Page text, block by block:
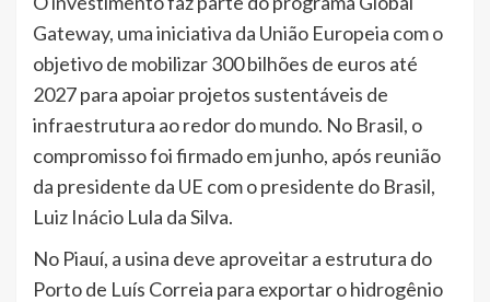
Gateway, uma iniciativa da União Europeia com o
objetivo de mobilizar 300 bilhões de euros até
2027 para apoiar projetos sustentáveis de
infraestrutura ao redor do mundo. No Brasil, o
compromisso foi firmado em junho, após reunião
da presidente da UE com o presidente do Brasil,
Luiz Inácio Lula da Silva.
No Piauí, a usina deve aproveitar a estrutura do
Porto de Luís Correia para exportar o hidrogênio